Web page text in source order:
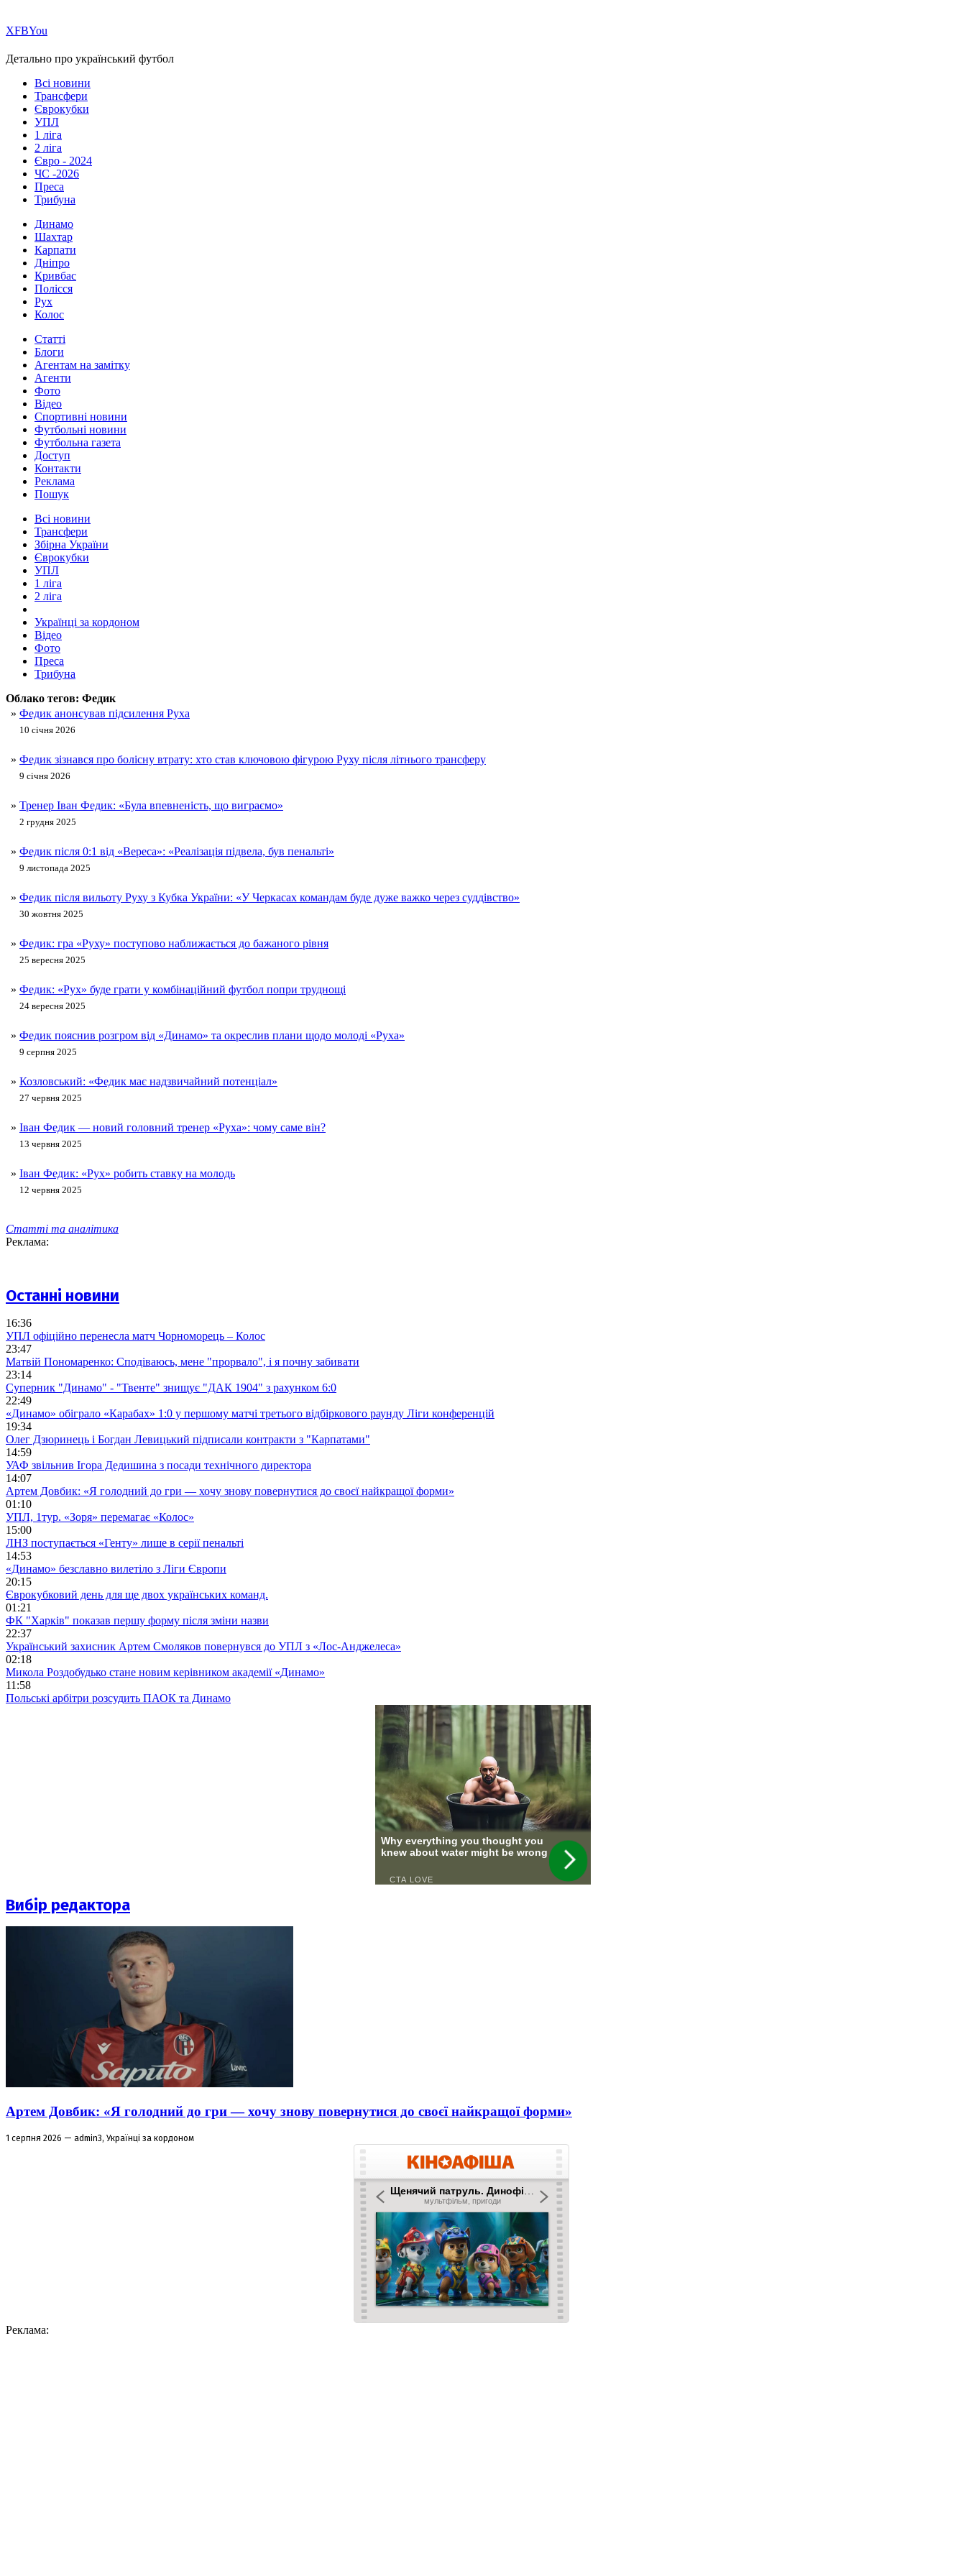
ХFBYou
Детально про український футбол
Всі новини
Трансфери
Єврокубки
УПЛ
1 ліга
2 ліга
Євро - 2024
ЧС -2026
Преса
Трибуна
Динамо
Шахтар
Карпати
Дніпро
Кривбас
Полісся
Рух
Колос
Статті
Блоги
Агентам на замітку
Агенти
Фото
Відео
Спортивні новини
Футбольні новини
Футбольна газета
Доступ
Контакти
Реклама
Пошук
Всі новини
Трансфери
Збірна України
Єврокубки
УПЛ
1 ліга
2 ліга
Українці за кордоном
Відео
Фото
Преса
Трибуна
Облако тегов: Федик
» Федик анонсував підсилення Руха
10 січня 2026
» Федик зізнався про болісну втрату: хто став ключовою фігурою Руху після літнього трансферу
9 січня 2026
» Тренер Іван Федик: «Була впевненість, що виграємо»
2 грудня 2025
» Федик після 0:1 від «Вереса»: «Реалізація підвела, був пенальті»
9 листопада 2025
» Федик після вильоту Руху з Кубка України: «У Черкасах командам буде дуже важко через суддівство»
30 жовтня 2025
» Федик: гра «Руху» поступово наближається до бажаного рівня
25 вересня 2025
» Федик: «Рух» буде грати у комбінаційний футбол попри труднощі
24 вересня 2025
» Федик пояснив розгром від «Динамо» та окреслив плани щодо молоді «Руха»
9 серпня 2025
» Козловський: «Федик має надзвичайний потенціал»
27 червня 2025
» Іван Федик — новий головний тренер «Руха»: чому саме він?
13 червня 2025
» Іван Федик: «Рух» робить ставку на молодь
12 червня 2025
Статті та аналітика
Реклама:
Останні новини
16:36
УПЛ офіційно перенесла матч Чорноморець – Колос
23:47
Матвій Пономаренко: Сподіваюсь, мене "прорвало", і я почну забивати
23:14
Суперник "Динамо" - "Твенте" знищує "ДАК 1904" з рахунком 6:0
22:49
«Динамо» обіграло «Карабах» 1:0 у першому матчі третього відбіркового раунду Ліги конференцій
19:34
Олег Дзюринець і Богдан Левицький підписали контракти з "Карпатами"
14:59
УАФ звільнив Ігора Дедишина з посади технічного директора
14:07
Артем Довбик: «Я голодний до гри — хочу знову повернутися до своєї найкращої форми»
01:10
УПЛ, 1тур. «Зоря» перемагає «Колос»
15:00
ЛНЗ поступається «Генту» лише в серії пенальті
14:53
«Динамо» безславно вилетіло з Ліги Європи
20:15
Єврокубковий день для ще двох українських команд.
01:21
ФК "Харків" показав першу форму після зміни назви
22:37
Український захисник Артем Смоляков повернувся до УПЛ з «Лос-Анджелеса»
02:18
Микола Роздобудько стане новим керівником академії «Динамо»
11:58
Польські арбітри розсудить ПАОК та Динамо
Вибір редактора
Артем Довбик: «Я голодний до гри — хочу знову повернутися до своєї найкращої форми»
1 серпня 2026 — admin3, Українці за кордоном
Реклама: